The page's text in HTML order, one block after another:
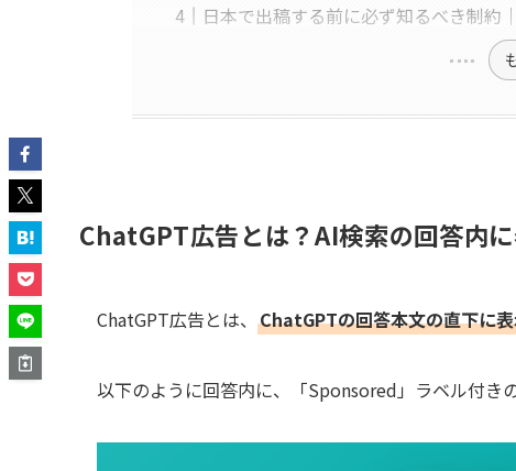
日本で出稿する前に必ず知るべき制約
ChatGPT広告とは？AI検索の回答内
ChatGPT広告とは、 ChatGPTの回答本文の直下に
以下のように回答内に、「Sponsored」ラベル付き